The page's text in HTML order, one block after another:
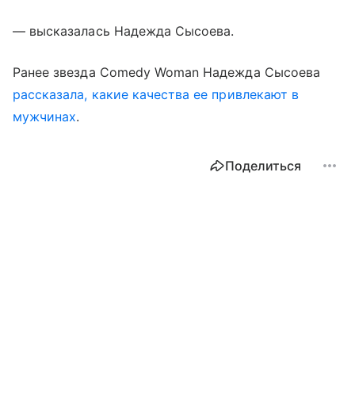
— высказалась Надежда Сысоева.
Ранее звезда Comedy Woman Надежда Сысоева
рассказала, какие качества ее привлекают в
мужчинах.
Поделиться